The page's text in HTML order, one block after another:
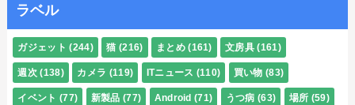
ラベル
ガジェット (244) 猫 (216) まとめ (161) 文房具 (161)
週次 (138) カメラ (119) ITニュース (110) 買い物 (83)
イベント (77) 新製品 (77) Android (71) うつ病 (63) 場所 (59)